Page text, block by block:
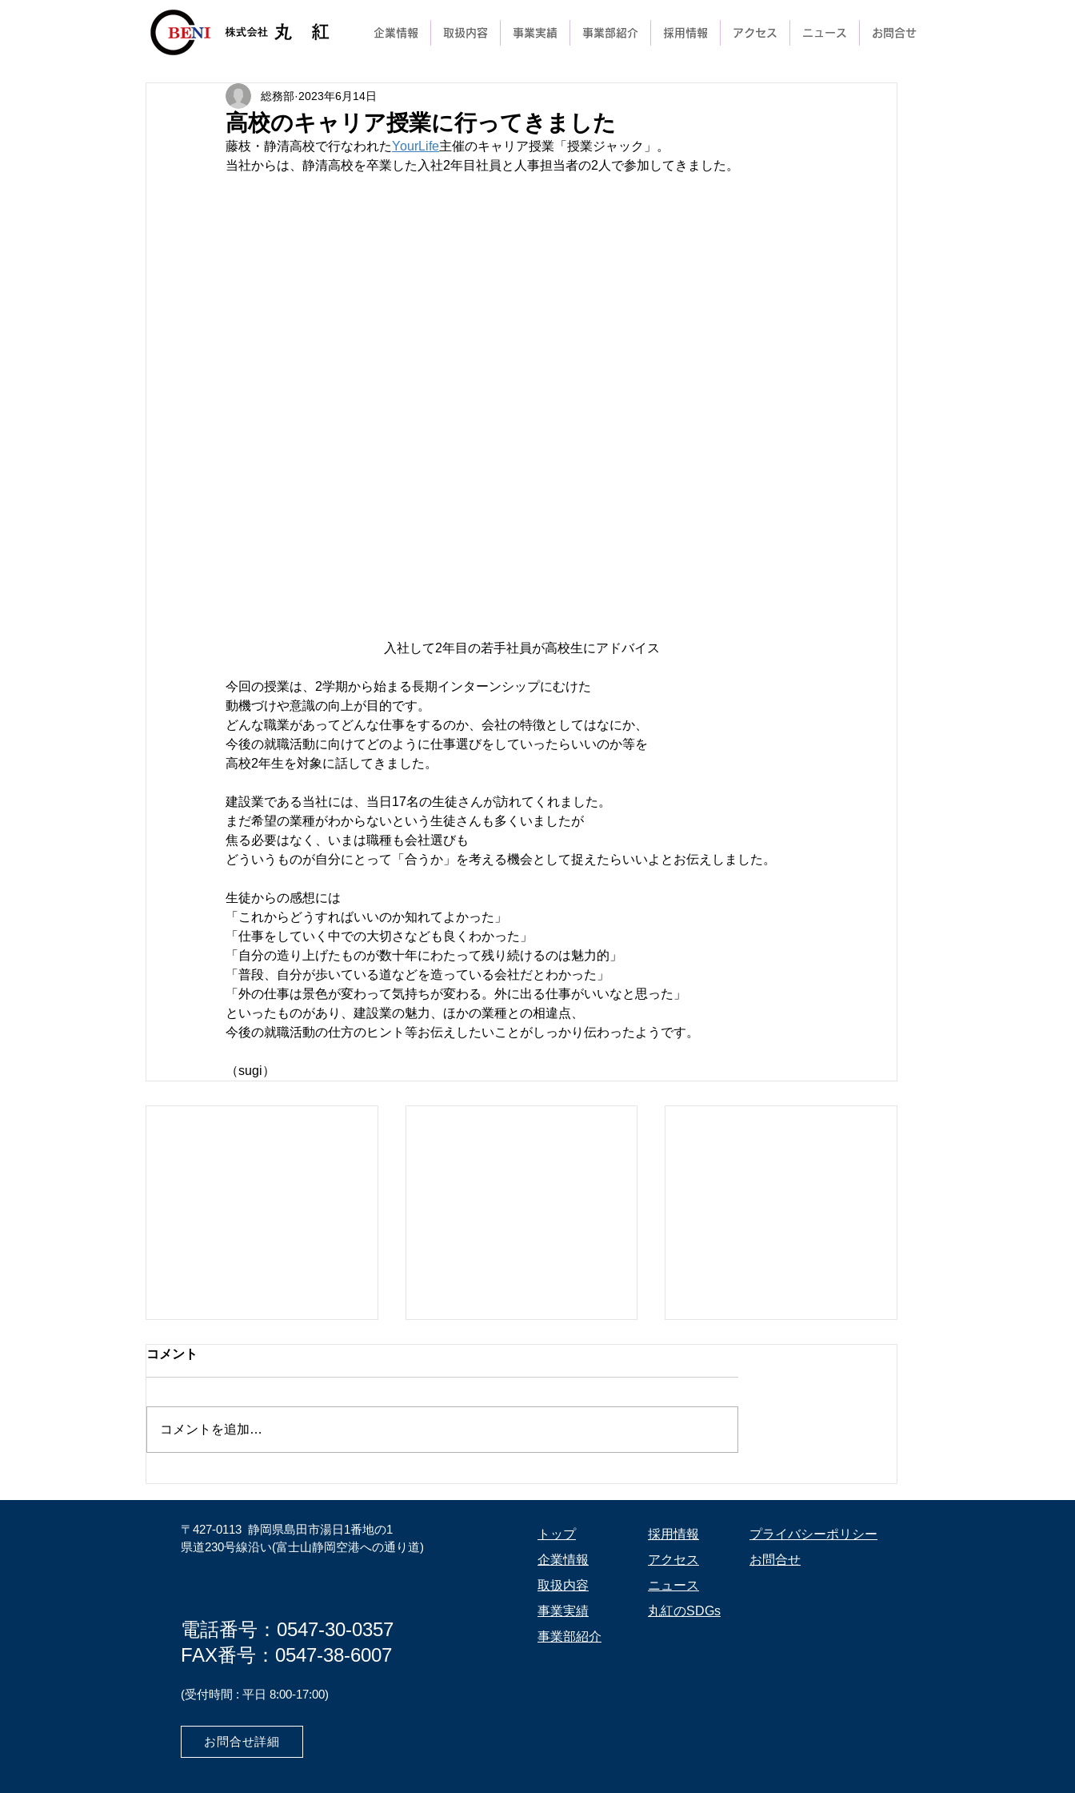
企業情報 取扱内容 事業実績 事業部紹介 採用情報 アクセス ニュース お問合せ
高校のキャリア授業に行ってきました
総務部 2023年6月14日
藤枝・静清高校で行なわれたYourLife主催のキャリア授業「授業ジャック」。
当社からは、静清高校を卒業した入社2年目社員と人事担当者の2人で参加してきました。
入社して2年目の若手社員が高校生にアドバイス
今回の授業は、2学期から始まる長期インターンシップにむけた
動機づけや意識の向上が目的です。
どんな職業があってどんな仕事をするのか、会社の特徴としてはなにか、
今後の就職活動に向けてどのように仕事選びをしていったらいいのか等を
高校2年生を対象に話してきました。
建設業である当社には、当日17名の生徒さんが訪れてくれました。
まだ希望の業種がわからないという生徒さんも多くいましたが
焦る必要はなく、いまは職種も会社選びも
どういうものが自分にとって「合うか」を考える機会として捉えたらいいよとお伝えしました。
生徒からの感想には
「これからどうすればいいのか知れてよかった」
「仕事をしていく中での大切さなども良くわかった」
「自分の造り上げたものが数十年にわたって残り続けるのは魅力的」
「普段、自分が歩いている道などを造っている会社だとわかった」
「外の仕事は景色が変わって気持ちが変わる。外に出る仕事がいいなと思った」
といったものがあり、建設業の魅力、ほかの業種との相違点、
今後の就職活動の仕方のヒント等お伝えしたいことがしっかり伝わったようです。
（sugi）
ました
をおこないました
コメント
コメントを追加…
〒427-0113 静岡県島田市湯日1番地の1
県道230号線沿い(富士山静岡空港への通り道)
電話番号：0547-30-0357
FAX番号 ：0547-38-6007
トップ
企業情報
取扱内容
事業実績
事業部紹介
採用情報
アクセス
ニュース
丸紅のSDGs
プライバシーポリシー
お問合せ
​(受付時間 : 平日 8:00-17:00)
お問合せ詳細